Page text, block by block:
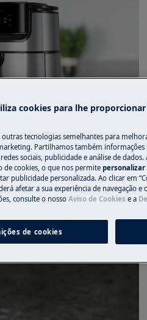
óleo.
cookies para lhe
outras tecnologias semelhantes para
Partilhamos também informações
sociais, publicidade e análise de
de cookies, o que nos permite personalizar
publicidade personalizada. Ao clicar em
afetar a sua experiência de navegação
consulte o nosso Aviso de Cookies e a
de cookies